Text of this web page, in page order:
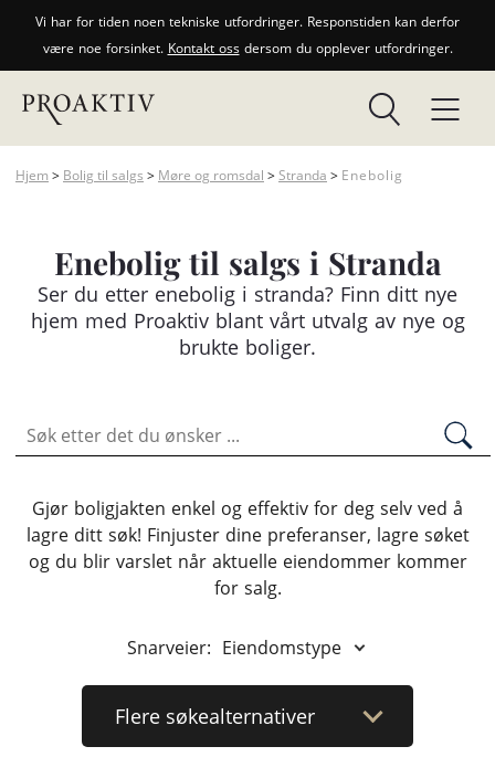
Vi har for tiden noen tekniske utfordringer. Responstiden kan derfor
være noe forsinket. Kontakt ossdersom du opplever utfordringer.
Hjem > Bolig til salgs > Møre og romsdal >Stranda > Enebolig
Enebolig til salgs i Stranda
Ser du etter enebolig i stranda? Finn ditt nye
hjem med Proaktiv blant vårt utvalg av nye og
brukte boliger.
Gjør boligjakten enkel og effektiv for deg selv ved å
lagre ditt søk! Finjuster dine preferanser, lagre søket
og du blir varslet når aktuelle eiendommer kommer
for salg.
Snarveier: Eiendomstype
Flere søkealternativer